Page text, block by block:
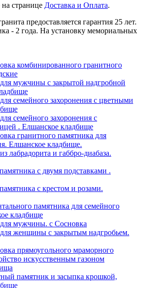
странице Доставка и Оплата.
предоставляется гарантия 25 лет.
- 2 года. На установку мемориальных
комбинированного гранитного
мужчины с закрытой надгробной
семейного захоронения с цветными
семейного захоронения с
. Елшанское кладбище
гранитного памятника для
Елшанское кладбище.
лабрадорита и габбро-диабаза.
с двумя подставками .
с крестом и розами.
памятника для семейного
кладбище
мужчины. с Сосновка
женщины с закрытым надгробьем.
прямоугольного мраморного
искусственным газоном
памятник и засыпка крошкой,